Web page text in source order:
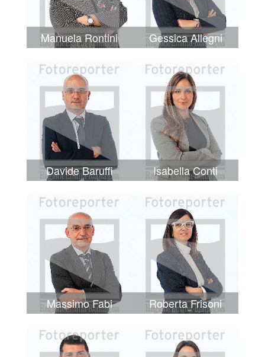
Manuela Rontini Gessica Allegni
Davide Baruffi Isabella Conti
Massimo Fabi Roberta Frisoni